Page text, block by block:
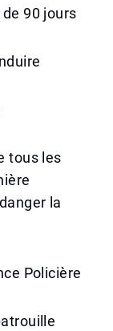
90 jours
tous les
la
Policière